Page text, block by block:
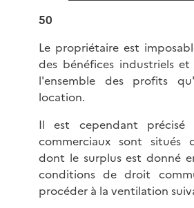
50
Le propriétaire est
des bénéfices industriels
l'ensemble des profits
location.
Il est cependant
commerciaux sont situés
dont le surplus est donné
conditions de droit
procéder à la ventilation